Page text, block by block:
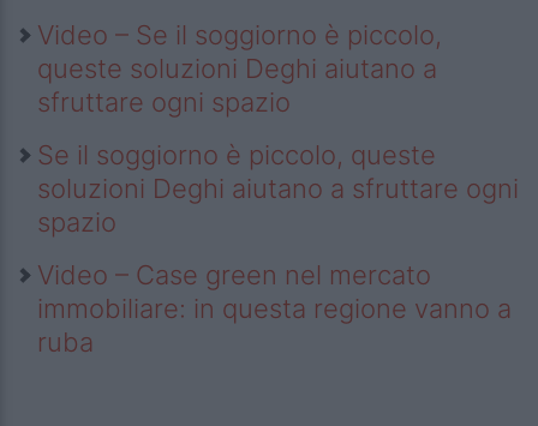
Video – Se il soggiorno è piccolo,
queste soluzioni Deghi aiutano a
sfruttare ogni spazio
Se il soggiorno è piccolo, queste
soluzioni Deghi aiutano a sfruttare ogni
spazio
Video – Case green nel mercato
immobiliare: in questa regione vanno a
ruba